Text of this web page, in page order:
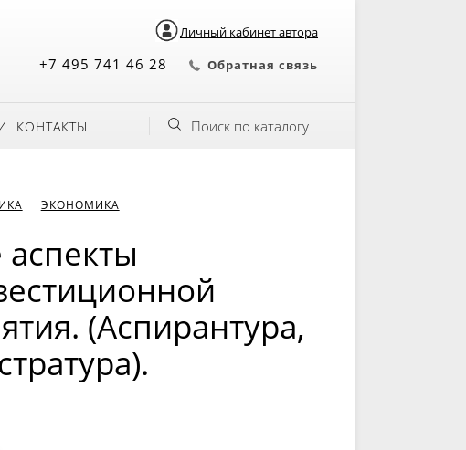
Личный кабинет автора
+7 495 741 46 28 Обратная связь
КОНТАКТЫ Поиск по каталогу
ЭКОНОМИКА
(Аспирантура,